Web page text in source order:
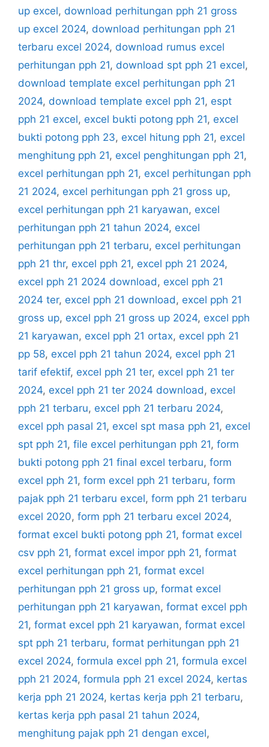
up excel, download perhitungan pph 21 gross
up excel 2024, download perhitungan pph 21
terbaru excel 2024, download rumus excel
perhitungan pph 21, download spt pph 21 excel,
download template excel perhitungan pph 21
2024, download template excel pph 21, espt
pph 21 excel, excel bukti potong pph 21, excel
bukti potong pph 23, excel hitung pph 21, excel
menghitung pph 21, excel penghitungan pph 21,
excel perhitungan pph 21, excel perhitungan pph
21 2024, excel perhitungan pph 21 gross up,
excel perhitungan pph 21 karyawan, excel
perhitungan pph 21 tahun 2024, excel
perhitungan pph 21 terbaru, excel perhitungan
pph 21 thr, excel pph 21, excel pph 21 2024,
excel pph 21 2024 download, excel pph 21
2024 ter, excel pph 21 download, excel pph 21
gross up, excel pph 21 gross up 2024, excel pph
21 karyawan, excel pph 21 ortax, excel pph 21
pp 58, excel pph 21 tahun 2024, excel pph 21
tarif efektif, excel pph 21 ter, excel pph 21 ter
2024, excel pph 21 ter 2024 download, excel
pph 21 terbaru, excel pph 21 terbaru 2024,
excel pph pasal 21, excel spt masa pph 21, excel
spt pph 21, file excel perhitungan pph 21, form
bukti potong pph 21 final excel terbaru, form
excel pph 21, form excel pph 21 terbaru, form
pajak pph 21 terbaru excel, form pph 21 terbaru
excel 2020, form pph 21 terbaru excel 2024,
format excel bukti potong pph 21, format excel
csv pph 21, format excel impor pph 21, format
excel perhitungan pph 21, format excel
perhitungan pph 21 gross up, format excel
perhitungan pph 21 karyawan, format excel pph
21, format excel pph 21 karyawan, format excel
spt pph 21 terbaru, format perhitungan pph 21
excel 2024, formula excel pph 21, formula excel
pph 21 2024, formula pph 21 excel 2024, kertas
kerja pph 21 2024, kertas kerja pph 21 terbaru,
kertas kerja pph pasal 21 tahun 2024,
menghitung pajak pph 21 dengan excel,